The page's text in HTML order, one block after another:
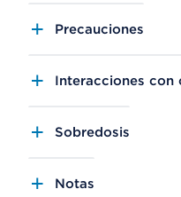
Precauciones
Interacciones con
Sobredosis
Notas